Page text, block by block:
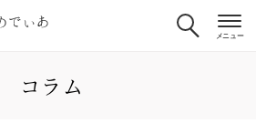
コラム